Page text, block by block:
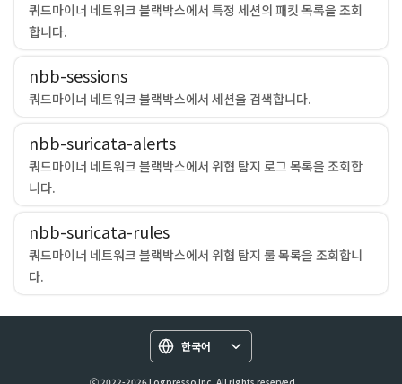
쿼드마이너 네트워크 블랙박스에서 특정 세션의 패킷 목록을 조회
합니다.
nbb-sessions
쿼드마이너 네트워크 블랙박스에서 세션을 검색합니다.
nbb-suricata-alerts
쿼드마이너 네트워크 블랙박스에서 위협 탐지 로그 목록을 조회합
니다.
nbb-suricata-rules
쿼드마이너 네트워크 블랙박스에서 위협 탐지 룰 목록을 조회합니
다.
한국어